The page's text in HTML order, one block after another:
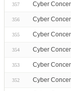
357 Cyber
356 Cyber
355 Cyber
354 Cyber
353 Cyber
352 Cyber